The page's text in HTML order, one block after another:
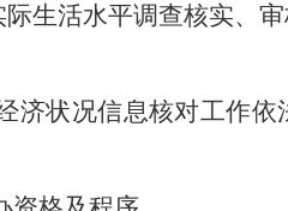
生活水平调查核实、
济状况信息核对工作